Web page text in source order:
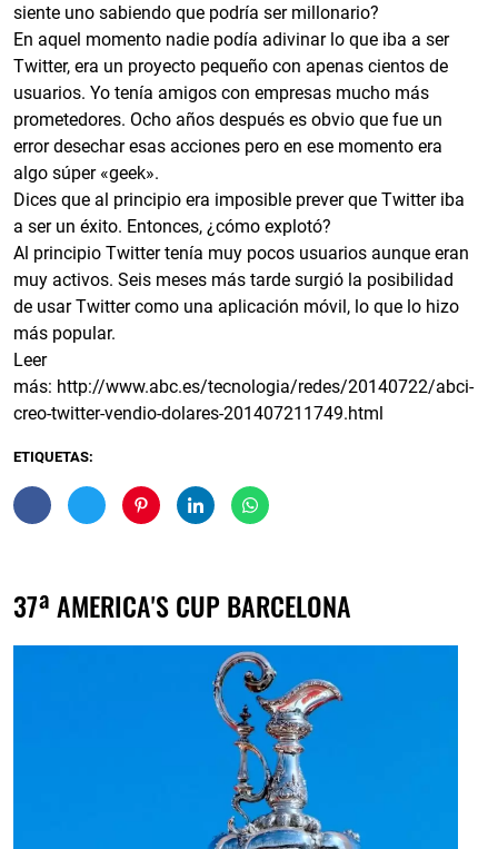
siente uno sabiendo que podría ser millonario?
En aquel momento nadie podía adivinar lo que iba a ser
Twitter, era un proyecto pequeño con apenas cientos de
usuarios. Yo tenía amigos con empresas mucho más
prometedores. Ocho años después es obvio que fue un
error desechar esas acciones pero en ese momento era
algo súper «geek».
Dices que al principio era imposible prever que Twitter iba
a ser un éxito. Entonces, ¿cómo explotó?
Al principio Twitter tenía muy pocos usuarios aunque eran
muy activos. Seis meses más tarde surgió la posibilidad
de usar Twitter como una aplicación móvil, lo que lo hizo
más popular.
Leer
más: http://www.abc.es/tecnologia/redes/20140722/abci-
creo-twitter-vendio-dolares-201407211749.html
ETIQUETAS:
37ª AMERICA'S CUP BARCELONA